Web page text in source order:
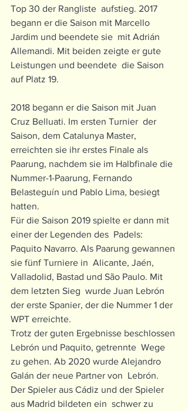
Top 30 der Rangliste  aufstieg. 2017
begann er die Saison mit Marcello
Jardim und beendete sie  mit Adrián
Allemandi. Mit beiden zeigte er gute
Leistungen und beendete  die Saison
auf Platz 19.
2018 begann er die Saison mit Juan
Cruz Belluati. Im ersten Turnier  der
Saison, dem Catalunya Master,
erreichten sie ihr erstes Finale als
Paarung, nachdem sie im Halbfinale die
Nummer-1-Paarung, Fernando
Belasteguín und Pablo Lima, besiegt
hatten.
Für die Saison 2019 spielte er dann mit
einer der Legenden des  Padels:
Paquito Navarro. Als Paarung gewannen
sie fünf Turniere in  Alicante, Jaén,
Valladolid, Bastad und São Paulo. Mit
dem letzten Sieg  wurde Juan Lebrón
der erste Spanier, der die Nummer 1 der
WPT erreichte.
Trotz der guten Ergebnisse beschlossen
Lebrón und Paquito, getrennte  Wege
zu gehen. Ab 2020 wurde Alejandro
Galán der neue Partner von  Lebrón.
Der Spieler aus Cádiz und der Spieler
aus Madrid bildeten ein  schwer zu